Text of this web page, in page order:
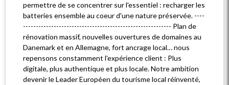
permettre de se concentrer sur l'essentiel : recharger les
batteries ensemble au coeur d'une nature préservée. ----
---------------------------------------------------------- Plan de
rénovation massif, nouvelles ouvertures de domaines au
Danemark et en Allemagne, fort ancrage local… nous
repensons constamment l'expérience client : Plus
digitale, plus authentique et plus locale. Notre ambition
devenir le Leader Européen du tourisme local réinventé,